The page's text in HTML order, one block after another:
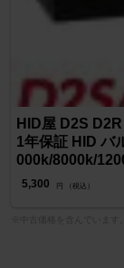
HID屋 D2S
1年保証 HID バ
000k/8000k/
5,300 円 （税込）